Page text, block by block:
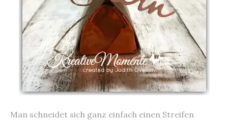
Man schneidet sich ganz einfach einen Streifen